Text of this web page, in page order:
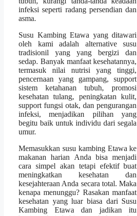
infeksi seperti radang persendian dan
asma.
Susu Kambing Etawa yang ditawari
oleh kami adalah alternative susu
tradisionil yang yang bergizi dan
sedap. Banyak manfaat kesehatannya,
termasuk nilai nutrisi yang tinggi,
pencernaan yang gampang, support
sistem ketahanan tubuh, promosi
kesehatan tulang, peningkatan kulit,
support fungsi otak, dan pengurangan
infeksi, menjadikan pilihan yang
begitu baik untuk individu dari segala
umur.
Memasukkan susu kambing Etawa ke
makanan harian Anda bisa menjadi
cara simpel akan tetapi efektif buat
meningkatkan kesehatan dan
kesejahteraan Anda secara total. Maka
kenapa menunggu? Rasakan manfaat
kesehatan yang luar biasa dari Susu
Kambing Etawa dan jadikan itu